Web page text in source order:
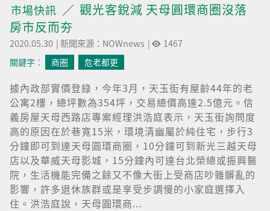
市場快訊
觀光客銳減 天母圓環商圈沒落
房市反而夯
2020.05.30 |新聞來源：NOWnews | 1467
關鍵字︰ 商圈 危老都更
據內政部實價登錄，今年3月，天玉街有屋齡44年的老
公寓2樓，總坪數為354坪，交易總價高達2.5億元。信
義房屋天母西路店專案經理洪浩庭表示，天玉街詢問度
高的原因在於巷寬15米，環境清幽屬於純住宅，步行3
分鐘即可到達天母圓環商圈，10分鐘可到新光三越天母
店以及華威天母影城，15分鐘內可達台北榮總或振興醫
院，生活機能完備之餘又不像大街上受商店吵雜髒亂的
影響，許多退休族群或是享受步調慢的小家庭選擇入
住。洪浩庭說，天母圓環商...